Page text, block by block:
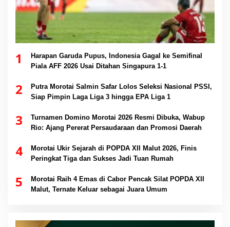
1
Harapan Garuda Pupus, Indonesia Gagal ke Semifinal
Piala AFF 2026 Usai Ditahan Singapura 1-1
2
Putra Morotai Salmin Safar Lolos Seleksi Nasional PSSI,
Siap Pimpin Laga Liga 3 hingga EPA Liga 1
3
Turnamen Domino Morotai 2026 Resmi Dibuka, Wabup
Rio: Ajang Pererat Persaudaraan dan Promosi Daerah
4
Morotai Ukir Sejarah di POPDA XII Malut 2026, Finis
Peringkat Tiga dan Sukses Jadi Tuan Rumah
5
Morotai Raih 4 Emas di Cabor Pencak Silat POPDA XII
Malut, Ternate Keluar sebagai Juara Umum